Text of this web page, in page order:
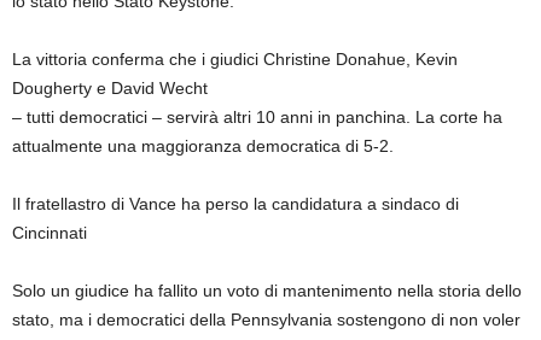
La vittoria conferma che i giudici Christine Donahue, Kevin
Dougherty e David Wecht
– tutti democratici – servirà altri 10 anni in panchina. La corte ha
attualmente una maggioranza democratica di 5-2.
Il fratellastro di Vance ha perso la candidatura a sindaco di
Cincinnati
Solo un giudice ha fallito un voto di mantenimento nella storia dello
stato, ma i democratici della Pennsylvania sostengono di non voler